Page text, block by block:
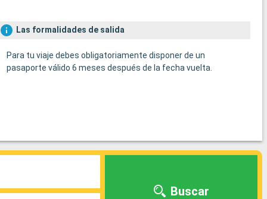
Las formalidades de salida
Para tu viaje debes obligatoriamente disponer de un
pasaporte válido 6 meses después de la fecha vuelta.
Buscar